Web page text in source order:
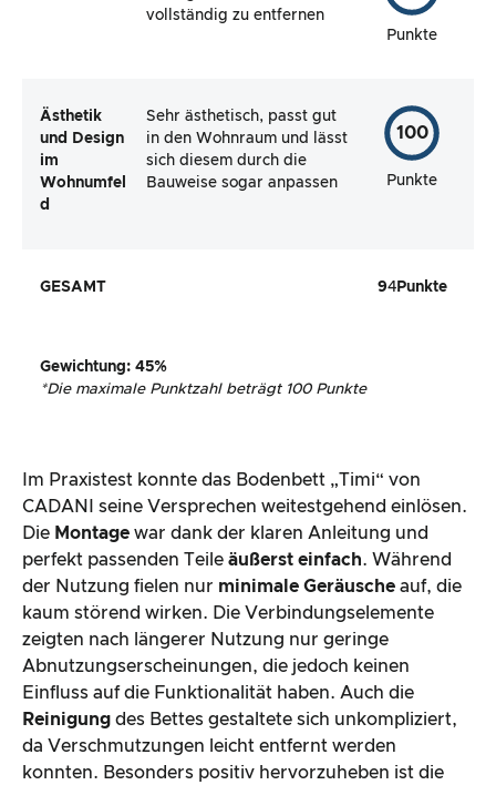
vollständig zu entfernen
Punkte
Ästhetik
und Design
im
Wohnumfel
d
Sehr ästhetisch, passt gut
in den Wohnraum und lässt
sich diesem durch die
Bauweise sogar anpassen
100
Punkte
GESAMT 94Punkte
Gewichtung: 45%
*Die maximale Punktzahl beträgt 100 Punkte
Im Praxistest konnte das Bodenbett „Timi“ von
CADANI seine Versprechen weitestgehend einlösen.
Die Montage war dank der klaren Anleitung und
perfekt passenden Teile äußerst einfach. Während
der Nutzung fielen nur minimale Geräusche auf, die
kaum störend wirken. Die Verbindungselemente
zeigten nach längerer Nutzung nur geringe
Abnutzungserscheinungen, die jedoch keinen
Einfluss auf die Funktionalität haben. Auch die
Reinigung des Bettes gestaltete sich unkompliziert,
da Verschmutzungen leicht entfernt werden
konnten. Besonders positiv hervorzuheben ist die